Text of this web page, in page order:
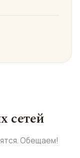
сетей
Обещаем!